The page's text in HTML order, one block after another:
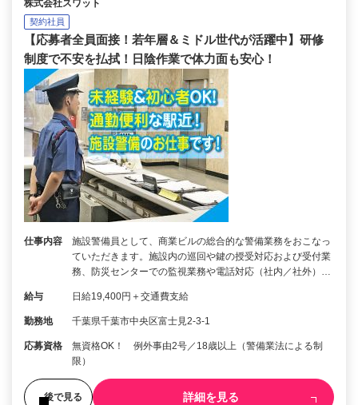
株式会社スワット
契約社員
【応募者全員面接！若年層＆ミドル世代が活躍中】研修
制度で不安を払拭！日陰作業で体力面も安心！
仕事内容
施設警備員として、商業ビルの総合的な警備業務をおこなっ
ていただきます。施設内の巡回や鍵の授受対応および受付業
務、防災センターでの監視業務や電話対応（社内／社外）…
給与 日給19,400円＋交通費支給
勤務地 千葉県千葉市中央区富士見2-3-1
応募資格
無資格OK！ 例外事由2号／18歳以上（警備業法による制
限）
後で見る 詳細を見る